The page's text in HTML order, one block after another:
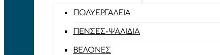
ΠΟΛΥΕΡΓΑΛΕΊΑ
ΠΈΝΣΕΣ-ΨΑΛΊΔΙΑ
ΒΕΛΌΝΕΣ